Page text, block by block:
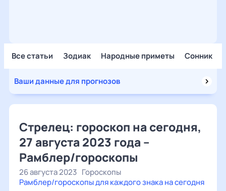
Все статьи Зодиак Народные приметы Сонник
Ваши данные для прогнозов
Стрелец: гороскоп на сегодня,
27 августа 2023 года –
Рамблер/гороскопы
26 августа 2023 Гороскопы
Рамблер/гороскопы для каждого знака на сегодня